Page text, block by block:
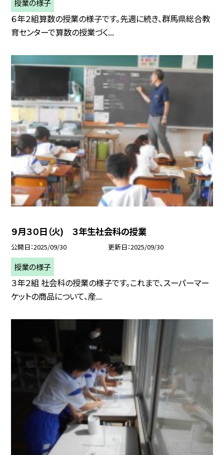
授業の様子
６年２組算数の授業の様子です。先週に続き、群馬県総合教
育センターで算数の授業づく...
９月３０日（火) ３年生社会科の授業
公開日 2025/09/30 更新日 2025/09/30
授業の様子
３年２組 社会科の授業の様子です。これまで、スーパーマー
ケットの商品について、産...